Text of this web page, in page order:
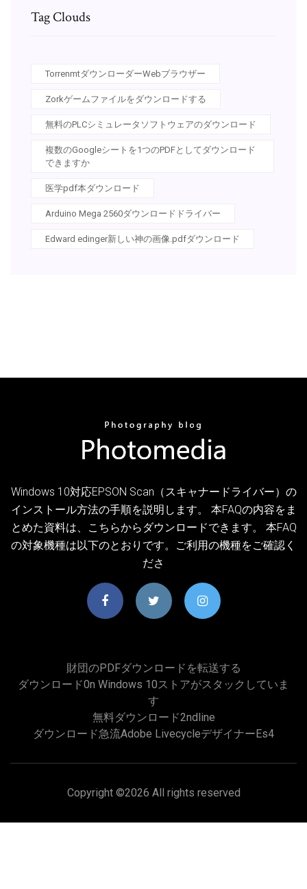
Tag Clouds
TorrenmtダウンローダーWebブラウザー
Zorkゲームファイルをダウンロードする
無料のPLCシミュレータソフトウェアのダウンロード
複数のGoogleシートを1つのPDFとしてダウンロード
できますか
医学pdf本ダウンロード
Arduino Mega 2560ダウンロードドライバー
Edward edinger新しい神の画像.pdfダウンロード
Windows 10対応EPSON Scan（スキャナードライバー）の
インストール方法の手順を説明します。 本FAQの内容をま
とめた資料は、こちらからダウンロードできます。 本FAQ
の対象機種は以下のとおりです。ご利用の機種をご確認く
ださ
財団のPDFダウンロードを転送する
ダウンロード0n Windows 10ストアがスタックしていま
す
無料ダウンロード2ndline
ダウンロード急流adobe Livecycleデザイナーes4
Copyright ©2026 All rights reserved